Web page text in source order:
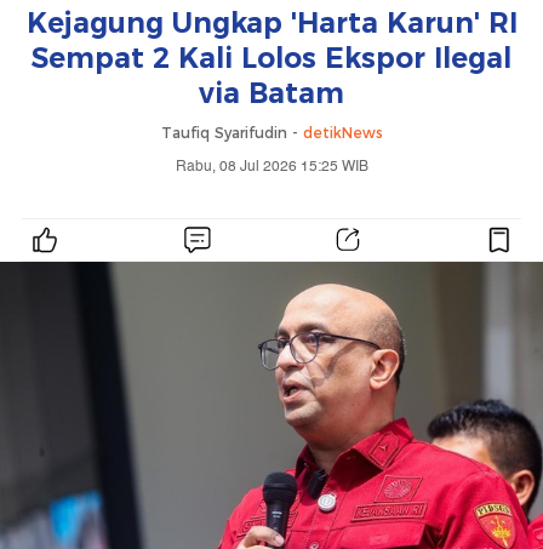
Kejagung Ungkap 'Harta Karun' RI
Sempat 2 Kali Lolos Ekspor Ilegal
via Batam
Taufiq Syarifudin - detikNews
Rabu, 08 Jul 2026 15:25 WIB